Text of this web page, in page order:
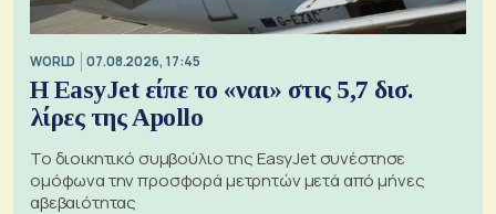
WORLD 07.08.2026, 17:45
Η EasyJet είπε το «ναι» στις 5,7 δισ.
λίρες της Apollo
Το διοικητικό συμβούλιο της EasyJet συνέστησε
ομόφωνα την προσφορά μετρητών μετά από μήνες
αβεβαιότητας